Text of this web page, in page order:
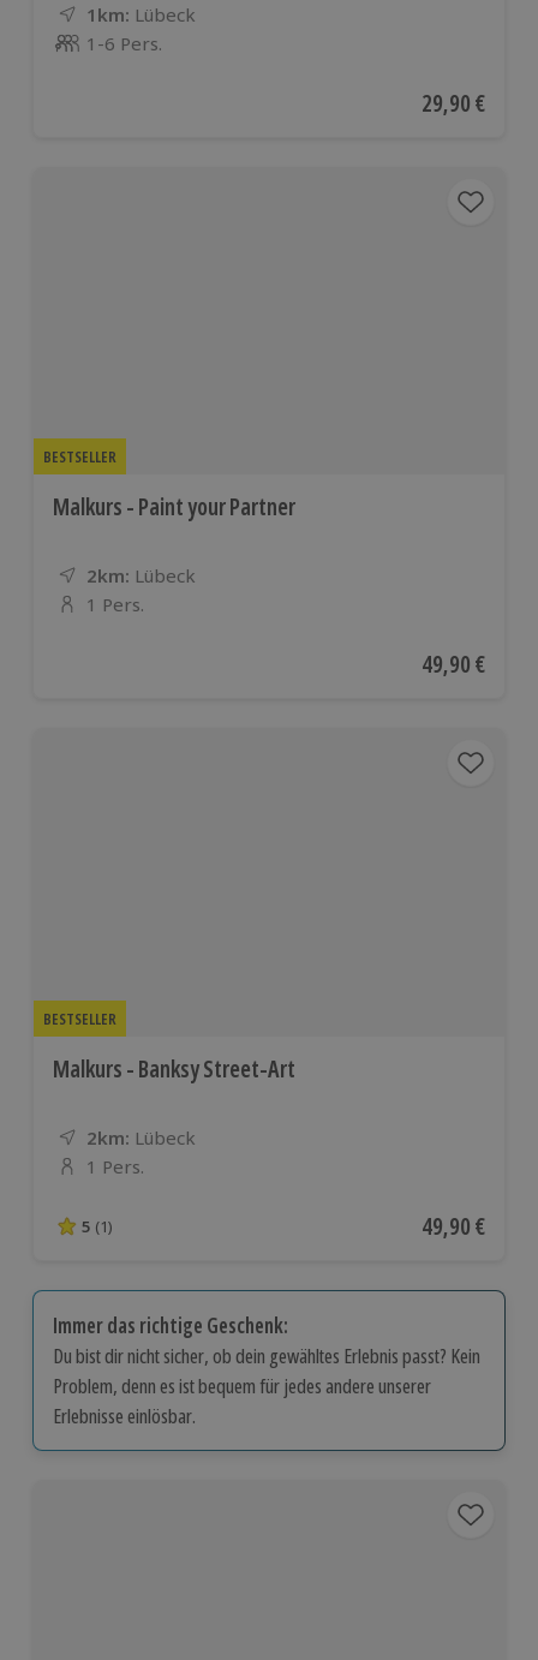
1km: Entfernung
Standort
Lübeck
Anzahl der Teilnehmer
1-6 Pers.
Aktueller
29,90 €
BESTSELLER
Malkurs - Paint your Partner
2km: Entfernung
Standort
Lübeck
Anzahl der Teilnehmer
1 Pers.
Aktueller
49,90 €
BESTSELLER
Malkurs - Banksy Street-Art
2km: Entfernung
Standort
Lübeck
Anzahl der Teilnehmer
1 Pers.
5 von 5 Sternen basierend auf 1 Bewertungen
5 (1) Aktueller
49,90 €
Immer das richtige Geschenk:
Du bist dir nicht sicher, ob dein gewähltes Erlebnis passt? Kein
Problem, denn es ist bequem für jedes andere unserer
Erlebnisse einlösbar.